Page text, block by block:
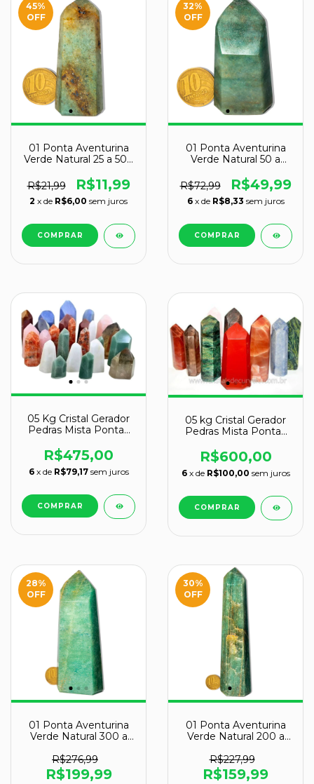
45%
OFF
01 Ponta Aventurina
Verde Natural 25 a 50g
R$21,99
R$11,99
2 x de R$6,00 sem juros
32%
OFF
01 Ponta Aventurina
Verde Natural 50 a
R$72,99
R$49,99
6 x de R$8,33 sem juros
05 Kg Cristal Gerador
Pedras Mista Pontas
Natural Atacado
R$475,00
6 x de R$79,17 sem juros
05 kg Cristal Gerador
Pedras Mista Pontas
Natural ATACADO
R$600,00
6 x de R$100,00 sem juros
28%
OFF
01 Ponta Aventurina
Verde Natural 300 a
R$276,99
R$199,99
30%
OFF
01 Ponta Aventurina
Verde Natural 200 a
R$227,99
R$159,99